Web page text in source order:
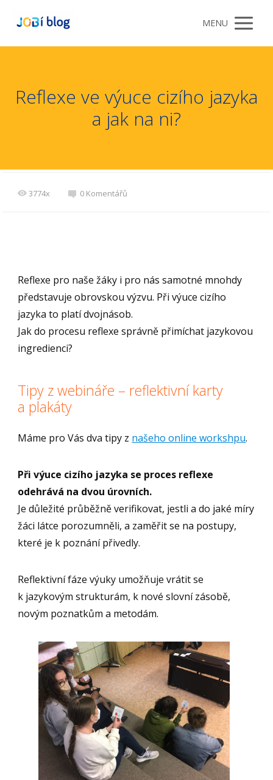
MENU
Reflexe ve výuce cizího jazyka
a jak na ni?
3774x 0 Komentářů
Reflexe pro naše žáky i pro nás samotné mnohdy
představuje obrovskou výzvu. Při výuce cizího
jazyka to platí dvojnásob.
Jak do procesu reflexe správně přimíchat jazykovou
ingredienci?
Tipy z webináře – reflektivní karty
a plakáty
Máme pro Vás dva tipy z našeho online workshpu.
Při výuce cizího jazyka se proces reflexe
odehrává na dvou úrovních.
Je důležité průběžně verifikovat, jestli a do jaké míry
žáci látce porozumněli, a zaměřit se na postupy,
které je k poznání přivedly.
Reflektivní fáze výuky umožňuje vrátit se
k jazykovým strukturám, k nové slovní zásobě,
novým poznatkům a metodám.